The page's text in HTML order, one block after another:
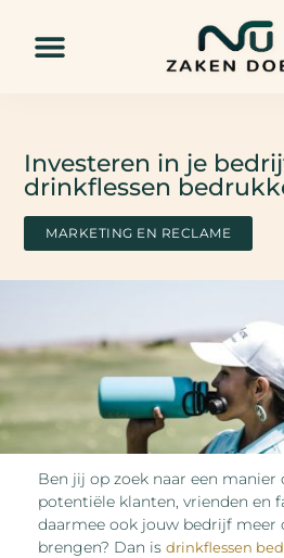
Investeren in je
drinkflessen
MARKETING EN RECLAME
Ben jij op zoek naar een manier
potentiële klanten, vrienden en
daarmee ook jouw bedrijf meer
brengen? Dan isdrinkflessen